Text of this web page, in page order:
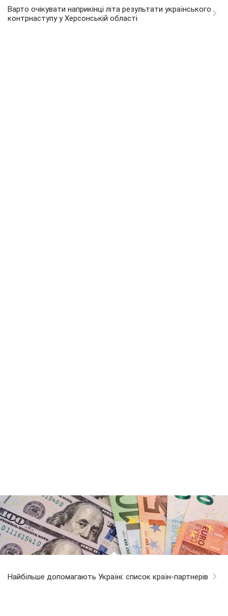
Варто очікувати наприкінці літа результати українського
контрнаступу у Херсонській області
Найбільше допомагають Україні: список країн-партнерів